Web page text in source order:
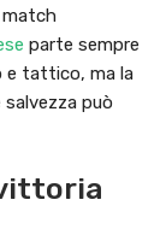
match
parte sempre
e tattico, ma la
salvezza può